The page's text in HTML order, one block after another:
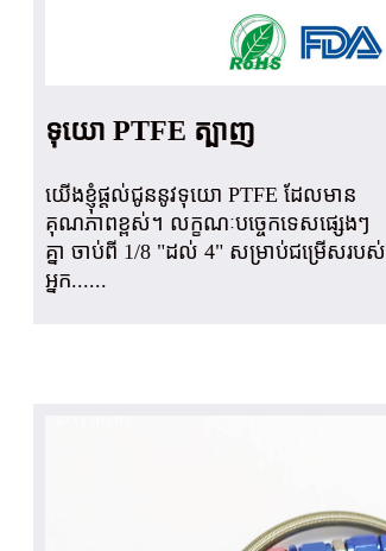
ទុយោ PTFE ត្បាញ
យើងខ្ញុំផ្តល់ជូននូវទុយោ PTFE ដែលមាន
គុណភាពខ្ពស់។ លក្ខណៈបច្ចេកទេសផ្សេងៗ
គ្នា ចាប់ពី 1/8 "ដល់ 4" សម្រាប់ជម្រើសរបស់
អ្នក......